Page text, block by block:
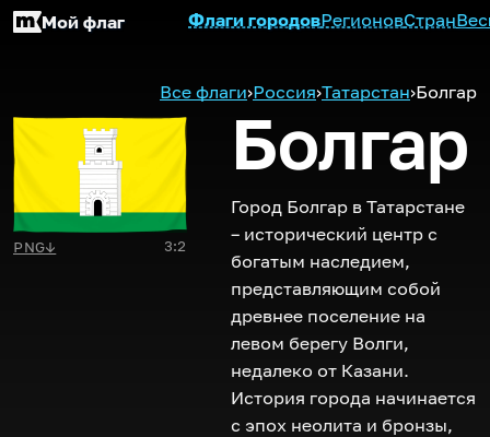
Мой флаг Флаги городовРегионовСтран
Все флаги›Россия›Татарстан›Болгар
PNG↓ 3:2
Болгар
Город Болгар в Татарстане
– исторический центр с
богатым наследием,
представляющим собой
древнее поселение на
левом берегу Волги,
недалеко от Казани.
История города начинается
с эпох неолита и бронзы,